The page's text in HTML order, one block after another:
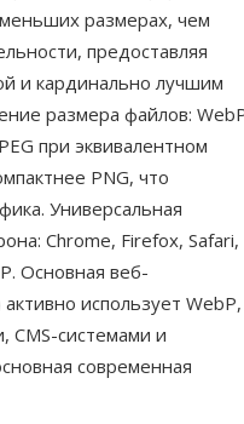
размерах, чем
предоставляя
и кардинально лучшим
размера файлов:
при эквивалентном
PNG, что
Универсальная
Chrome, Firefox, Safari,
Основная веб-
использует WebP,
CMS-системами и
современная